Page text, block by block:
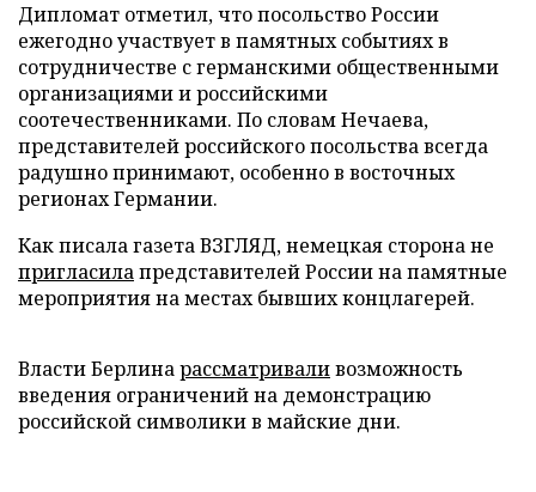
Дипломат отметил, что посольство России
ежегодно участвует в памятных событиях в
сотрудничестве с германскими общественными
организациями и российскими
соотечественниками. По словам Нечаева,
представителей российского посольства всегда
радушно принимают, особенно в восточных
регионах Германии.
Как писала газета ВЗГЛЯД, немецкая сторона не
пригласилапредставителей России на памятные
мероприятия на местах бывших концлагерей.
Власти Берлинарассматриваливозможность
введения ограничений на демонстрацию
российской символики в майские дни.